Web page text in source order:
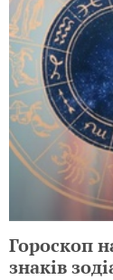
Гороскоп
знаків